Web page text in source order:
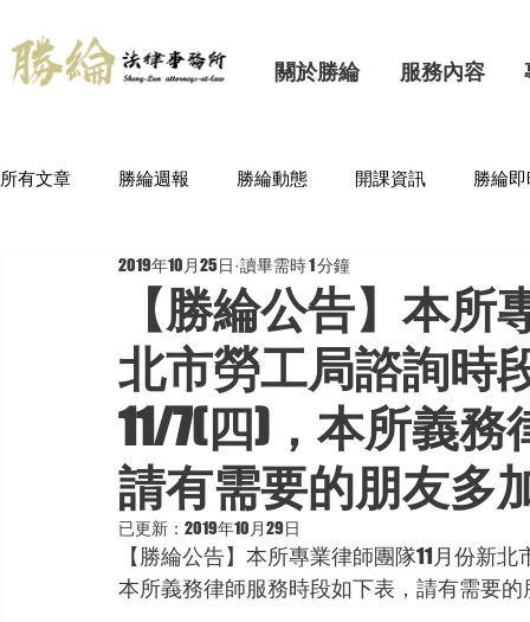
關於勝綸 服務內容
所有文章 勝綸週報 勝綸動態 開課資訊 勝綸
【勝綸公告】本所
北市勞工局諮詢時
11/7(四)，本所義
請有需要的朋友多
2019年10月25日 讀畢需時 1 分鐘
已更新： 2019年10月29日
【勝綸公告】本所專業律師團隊11月份新
本所義務律師服務時段如下表，請有需要